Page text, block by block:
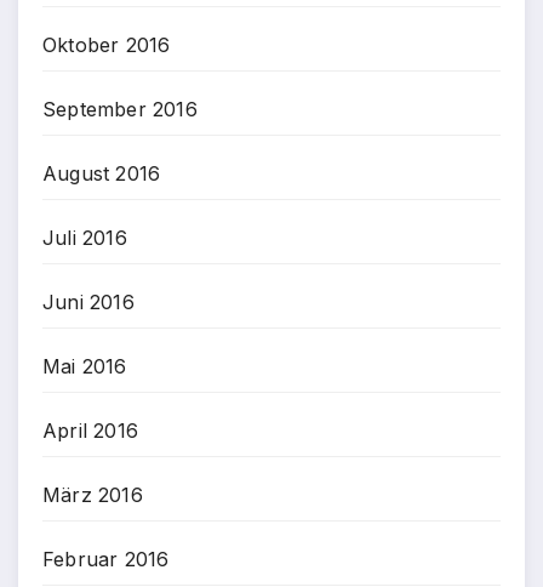
Oktober 2016
September 2016
August 2016
Juli 2016
Juni 2016
Mai 2016
April 2016
März 2016
Februar 2016